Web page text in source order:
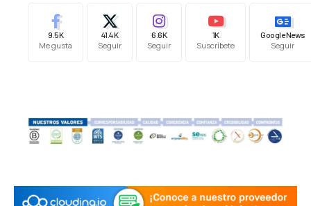
9.5K
Me gusta
41.4K
Seguir
6.6K
Seguir
1K
Suscríbete
Google News
Seguir